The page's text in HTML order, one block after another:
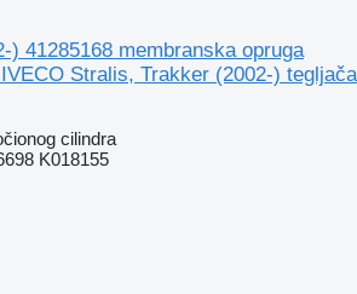
) 41285168 membranska opruga
Stralis, Trakker (2002-) tegljača
cilindra
K018155